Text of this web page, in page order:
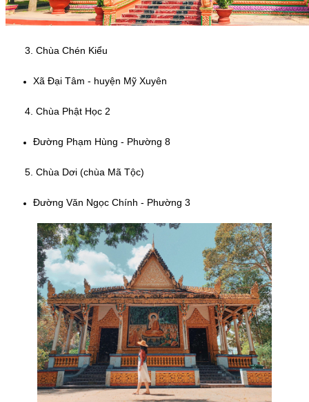
3. Chùa Chén Kiểu
Xã Đại Tâm - huyện Mỹ Xuyên
4. Chùa Phật Học 2
Đường Phạm Hùng - Phường 8
5. Chùa Dơi (chùa Mã Tộc)
Đường Văn Ngọc Chính - Phường 3